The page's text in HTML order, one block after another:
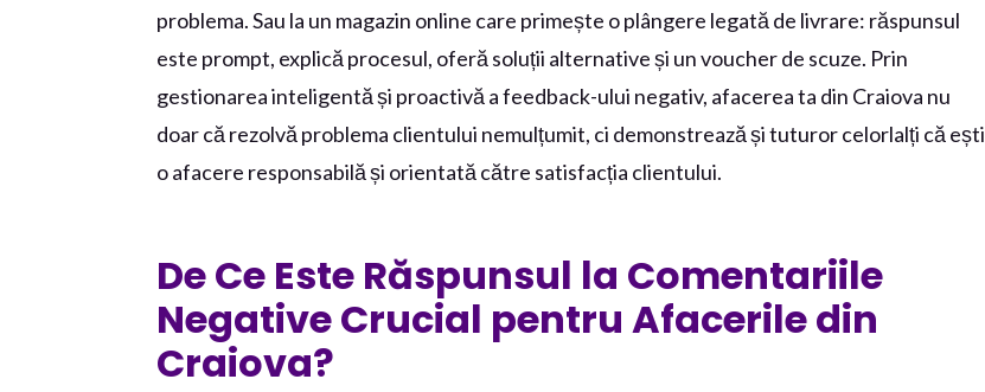
problema. Sau la un magazin online care primește o plângere legată de livrare: răspunsul
este prompt, explică procesul, oferă soluții alternative și un voucher de scuze. Prin
gestionarea inteligentă și proactivă a feedback-ului negativ, afacerea ta din Craiova nu
doar că rezolvă problema clientului nemulțumit, ci demonstrează și tuturor celorlalți că ești
o afacere responsabilă și orientată către satisfacția clientului.
De Ce Este Răspunsul la Comentariile
Negative Crucial pentru Afacerile din
Craiova?